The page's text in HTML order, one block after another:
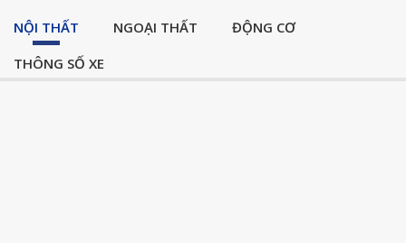
NỘI THẤT NGOẠI THẤT
ĐỘNG CƠ
THÔNG SỐ XE